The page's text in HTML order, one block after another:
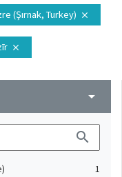
(Şırnak, Turkey) close
close
arrow_drop_down
search
1